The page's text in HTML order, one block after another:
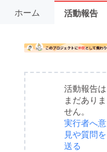
ホーム 活動報告
活動報告は
まだありま
せん。
実行者へ意
見や質問を
送る